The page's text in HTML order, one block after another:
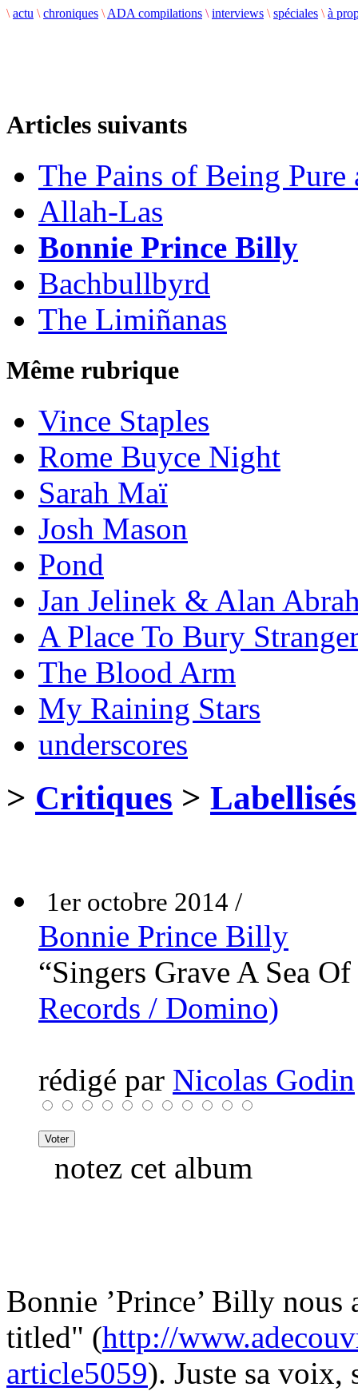
\ actu \ chroniques \ ADA compilations \ interviews \ spéciales \ à
Articles suivants
The Pains of Being Pure
Allah-Las
Bonnie Prince Billy
Bachbullbyrd
The Limiñanas
Même rubrique
Vince Staples
Rome Buyce Night
Sarah Maï
Josh Mason
Pond
Jan Jelinek & Alan
A Place To Bury
The Blood Arm
My Raining Stars
underscores
> Critiques > Labellisés
1er octobre 2014 /
Bonnie Prince Billy
“Singers Grave A Sea
Records / Domino)
rédigé par Nicolas Godin
notez cet album
Bonnie ’Prince’ Billy nous
titled" (http://
article5059). Juste sa voix,